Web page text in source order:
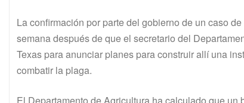
La confirmación por parte del gobierno de un caso
semana después de que el secretario del
Texas para anunciar planes para construir allí una
combatir la plaga.